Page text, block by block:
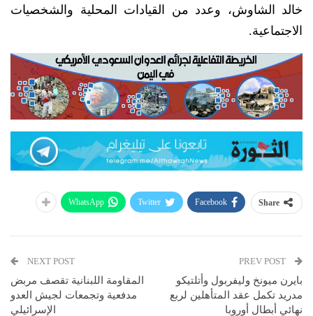
خالد الشاوش، وعدد من القيادات المحلية والشخصيات
الاجتماعية.
Share
Facebook
Twitter
WhatsApp
بايرن ميونخ وليفربول وأتلتيكو
مدريد تكمل عقد المتأهلين لربع
نهائي أبطال أوروبا
NEXT POST
المقاومة اللبنانية تقصف مربض
مدفعية وتجمعات لجيش العدو
الإسرائيلي